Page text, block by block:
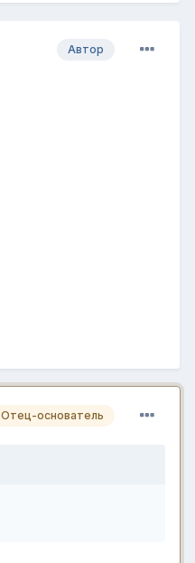
Автор
Отец-основатель